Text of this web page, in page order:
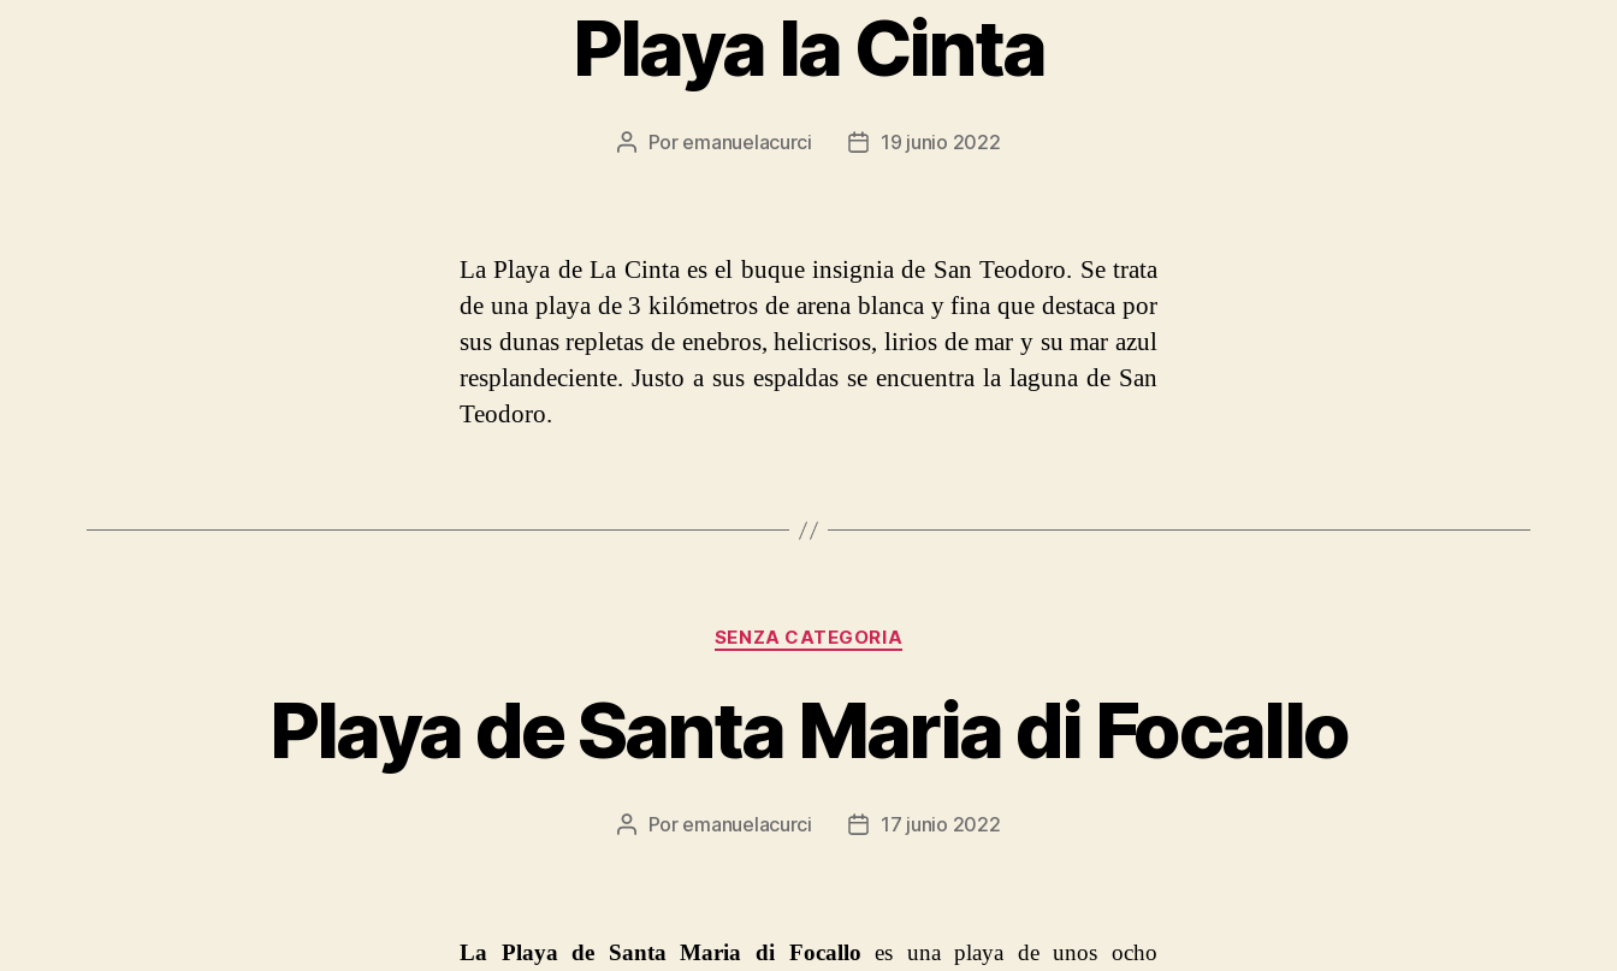
Playa la Cinta
Autor
Por emanuelacurci
Fecha19 junio 2022
La Playa de La Cinta es el buque insignia de San Teodoro. Se trata
de una playa de 3 kilómetros de arena blanca y fina que destaca por
sus dunas repletas de enebros, helicrisos, lirios de mar y su mar azul
resplandeciente. Justo a sus espaldas se encuentra la laguna de San
Teodoro.
Categorías
SENZA CATEGORIA
Playa de Santa Maria di Focallo
Autor
Por emanuelacurci
Fecha17 junio 2022
La Playa de Santa Maria di Focalloes una playa de unos ocho